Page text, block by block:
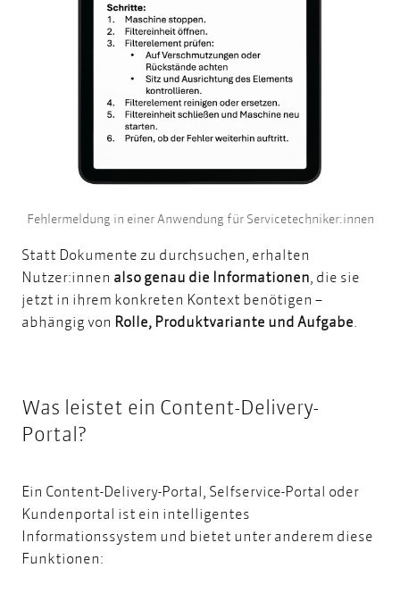
Fehlermeldung in einer Anwendung für Servicetechniker:innen
Statt Dokumente zu durchsuchen, erhalten
Nutzer:innen also genau die Informationen , die sie
jetzt in ihrem konkreten Kontext benötigen –
abhängig von Rolle, Produktvariante und Aufgabe
Was leistet ein Content-Delivery-
Portal?
Ein Content-Delivery-Portal, Selfservice-Portal oder
Kundenportal ist ein intelligentes
Informationssystem und bietet unter anderem diese
Funktionen: